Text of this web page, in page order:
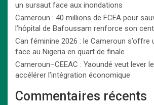
un sursaut face aux inondations
Cameroun : 40 millions de FCFA pour
l’hôpital de Bafoussam renforce son
Can féminine 2026 : le Cameroun
face au Nigeria en quart de finale
Cameroun–CEEAC : Yaoundé veut lever
accélérer l’intégration économique
Commentaires récents